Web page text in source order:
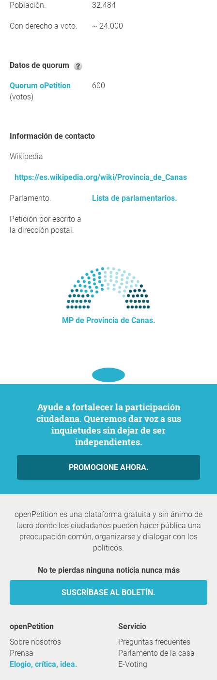
Población. 32.484
Con derecho a voto. ~ 24.000
Datos de quorum
Quorum oPetition
(votos)
600
Información de contacto
Wikipedia
https://es.wikipedia.org/wiki/Provincia_de_Canas
Parlamento. Lista de parlamentarios.
Petición por escrito a
la dirección postal.
MP de Provincia de Canas.
Ayude a fortalecer la participación
ciudadana. Queremos dar voz a sus
inquietudes sin dejar de ser
independientes.
PROMOCIONE AHORA.
openPetition es una plataforma gratuita y sin ánimo de
lucro donde los ciudadanos pueden hacer pública una
preocupación común, organizarse y dialogar con los
políticos.
No te pierdas ninguna noticia nunca más
SUSCRÍBASE AL BOLETÍN.
openPetition
Sobre nosotros
Prensa
Elogio, crítica, idea.
servicio
Preguntas frecuentes
Parlamento de la casa
E-Voting